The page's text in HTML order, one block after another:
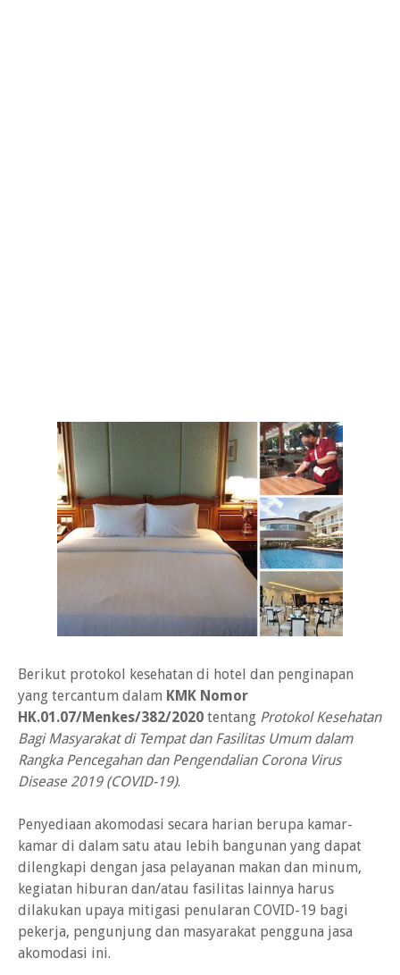
Berikut protokol kesehatan di hotel dan penginapan
yang tercantum dalam KMK Nomor
HK.01.07/Menkes/382/2020 tentang Protokol Kesehatan
Bagi Masyarakat di Tempat dan Fasilitas Umum dalam
Rangka Pencegahan dan Pengendalian Corona Virus
Disease 2019 (COVID-19).
Penyediaan akomodasi secara harian berupa kamar-
kamar di dalam satu atau lebih bangunan yang dapat
dilengkapi dengan jasa pelayanan makan dan minum,
kegiatan hiburan dan/atau fasilitas lainnya harus
dilakukan upaya mitigasi penularan COVID-19 bagi
pekerja, pengunjung dan masyarakat pengguna jasa
akomodasi ini.